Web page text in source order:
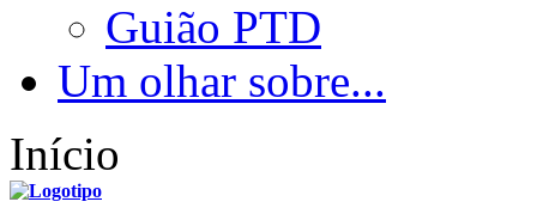
Guião PTD
Um olhar sobre...
Início